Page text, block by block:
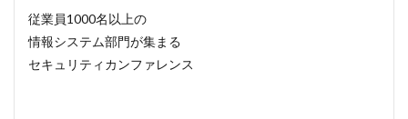
従業員1000名以上の
情報システム部門が集まる
セキュリティカンファレンス